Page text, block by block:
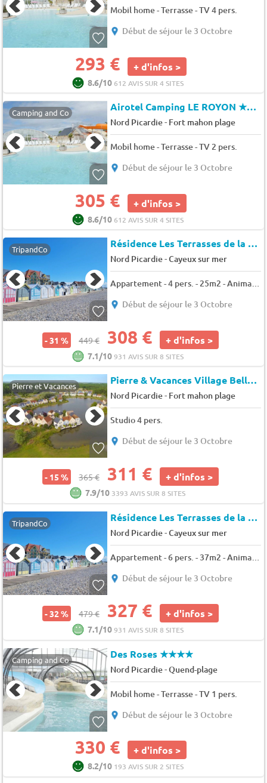
Mobil home - Terrasse - TV 4 pers.
Début de séjour le 3 Octobre
293 € + d'infos >
8.6/10612 AVIS SUR 4 SITES
Camping and Co Airotel Camping LE ROYON★★★★
Nord Picardie- Fort mahon plage
Mobil home - Terrasse - TV 2 pers.
Début de séjour le 3 Octobre
305 € + d'infos >
8.6/10612 AVIS SUR 4 SITES
TripandCo Résidence Les Terrasses de la Plage
Nord Picardie-Cayeux sur mer
Appartement - 4 pers. - 25m2 - Animaux admis
Début de séjour le 3 Octobre
- 31 % 449 € 308 € + d'infos >
7.1/10931 AVIS SUR 8 SITES
Pierre et Vacances Pierre & Vacances Village Belle Dune
Nord Picardie- Fort mahon plage
Studio 4 pers.
Début de séjour le 3 Octobre
- 15 % 365 € 311 € + d'infos >
7.9/10 3393 AVIS SUR 8 SITES
TripandCo Résidence Les Terrasses de la Plage-cabine-vue mer
Nord Picardie-Cayeux sur mer
Début de séjour le 3 Octobre
- 32 % 479 € 327 € + d'infos >
7.1/10931 AVIS SUR 8 SITES
Camping and Co Des Roses★★★★
Nord Picardie-Quend-plage
Mobil home - Terrasse - TV 1 pers.
Début de séjour le 3 Octobre
330 € + d'infos >
8.2/10 193 AVIS SUR 2 SITES